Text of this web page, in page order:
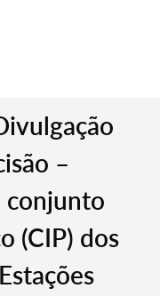
–
conjunto
(CIP) dos